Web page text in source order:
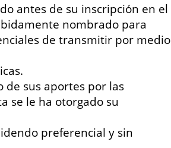
antes de su inscripción en el
nombrado para
de transmitir por medio
de sus aportes por las
se le ha otorgado su
preferencial y sin